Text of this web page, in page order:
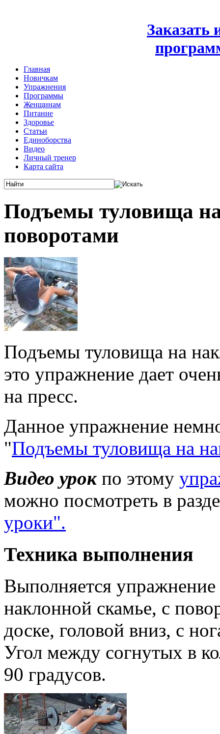
Заказать
Главная
Новичкам
Упражнения
Программы
Женщинам
Питание
Здоровье
Статьи
Единоборства
Видео
Личный тренер
Карта сайта
Подъемы туловища
поворотами
Подъемы туловища на
это упражнение дает
на пресс.
Данное упражнение
"Подъемы туловища на
Видео урок по этому
можно посмотреть в
уроки".
Техника выполнения
Выполняется
наклонной скамье, с
доске, головой вниз, с
Угол между согнутых в
90 градусов.